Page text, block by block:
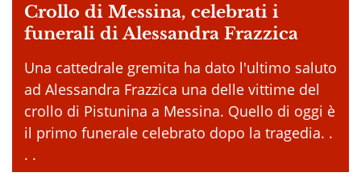
Crollo di Messina, celebrati i
funerali di Alessandra Frazzica
Una cattedrale gremita ha dato l'ultimo saluto
ad Alessandra Frazzica una delle vittime del
crollo di Pistunina a Messina. Quello di oggi è
il primo funerale celebrato dopo la tragedia. .
. .